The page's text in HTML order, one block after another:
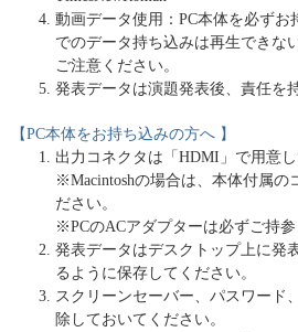
動画データ使用：PC本体を必ずお
でのデータ持ち込みは再生できな
ご注意ください。
発表データは演題発表後、責任を
【PC本体をお持ち込みの方へ 】
出力コネクタは「HDMI」で用意し
※Macintoshの場合は、本体付属の
ださい。
※PCのACアダプターは必ずご持参
発表データはデスクトップ上に発
るように保存してください。
スクリーンセーバー、パスワード
除しておいてください。